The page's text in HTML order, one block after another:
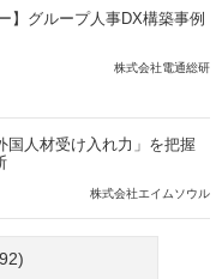
】グループ人事DX構築事例
株式会社電通総研
国人材受け入れ力」を把握
株式会社エイムソウル